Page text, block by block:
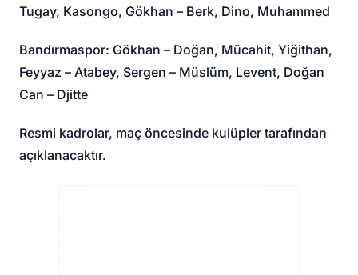
Tugay, Kasongo, Gökhan – Berk, Dino, Muhammed
Bandırmaspor: Gökhan – Doğan, Mücahit, Yiğithan,
Feyyaz – Atabey, Sergen – Müslüm, Levent, Doğan
Can – Djitte
Resmi kadrolar, maç öncesinde kulüpler tarafından
açıklanacaktır.